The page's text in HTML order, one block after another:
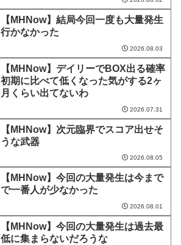
【MHNow】結局今回一度も大量発生
行かなかった
2026.08.03
【MHNow】デイリーでBOX出る確率
初期に比べて低くなった気がする2ヶ
月くらい出てないわ
2026.07.31
【MHNow】次元臨界でスコア出せそ
うな武器
2026.08.05
【MHNow】今回の大量発生は今まで
で一番人が少なかった
2026.08.01
【MHNow】今回の大量発生は過去最
低に集まらないだろうな